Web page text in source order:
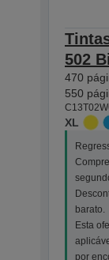
502
470
550
XL
barato.
Esta
por